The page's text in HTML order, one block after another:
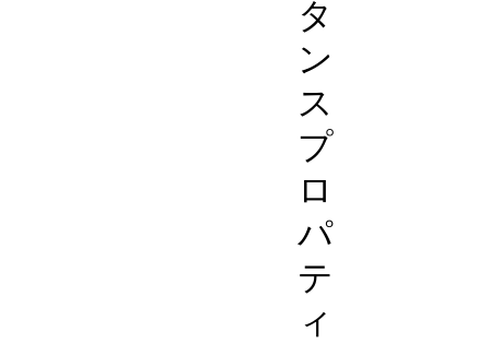
タ
ン
ス
プ
ロ
パ
テ
ィ